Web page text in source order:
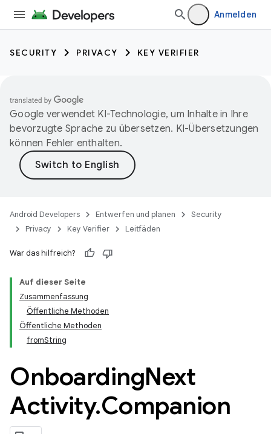
Anmelden
SECURITY PRIVACY KEY VERIFIER
Google verwendet KI-Technologie, um Inhalte in Ihre
bevorzugte Sprache zu übersetzen. KI-Übersetzungen
können Fehler enthalten.
Android Developers Entwerfen und planen
Security
Privacy
Key Verifier Leitfäden
War das hilfreich?
Auf dieser Seite
Zusammenfassung
Öffentliche Methoden
Öffentliche Methoden
fromString
OnboardingNext
Activity.Companion